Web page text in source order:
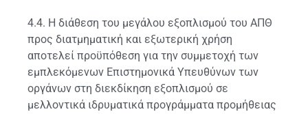
4.4. Η διάθεση του μεγάλου εξοπλισμού του ΑΠΘ
προς διατμηματική και εξωτερική χρήση
αποτελεί προϋπόθεση για την συμμετοχή των
εμπλεκόμενων Επιστημονικά Υπευθύνων των
οργάνων στη διεκδίκηση εξοπλισμού σε
μελλοντικά ιδρυματικά προγράμματα προμήθειας